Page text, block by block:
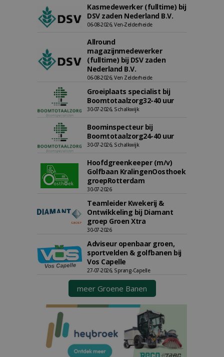
Kasmedewerker (fulltime) bij
DSV zaden Nederland B.V.
06-08-2026, Ven-Zelderheide
Allround
magazijnmedewerker
(fulltime) bij DSV zaden
Nederland B.V.
06-08-2026, Ven Zelderheide
Groeiplaats specialist bij
Boomtotaalzorg32-40 uur
30-07-2026, Schalkwijk
Boominspecteur bij
Boomtotaalzorg24-40 uur
30-07-2026, Schalkwijk
Hoofdgreenkeeper (m/v)
Golfbaan KralingenOosthoek
groepRotterdam
30-07-2026
Teamleider Kwekerij &
Ontwikkeling bij Diamant
groep Groen Xtra
30-07-2026
Adviseur openbaar groen,
sportvelden & golfbanen bij
Vos Capelle
27-07-2026, Sprang-Capelle
meer Groene Banen